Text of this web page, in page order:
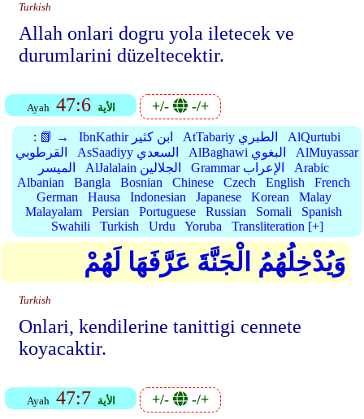
Turkish
Allah onlari dogru yola iletecek ve
durumlarini düzeltecektir.
Ayah 47:6 الأية +/- -/+
: 📗 → IbnKathir ابن كثير AtTabariy الطبري
AlQurtubi
القرطوبي
AsSaadiyy السعدي AlBaghawi البغوي
AlMuyassar
الميسر
AlJalalain الجلالين Grammar الإعراب
Arabic
Albanian
Bangla Bosnian Chinese Czech English
French
German
Hausa Indonesian Japanese Korean
Malay
Malayalam
Persian Portuguese Russian Somali
Spanish
Swahili
Turkish Urdu Yoruba Transliteration [+]
وَيُدْخِلُهُمُ الْجَنَّةَ عَرَّفَهَا لَهُمْ
Turkish
Onlari, kendilerine tanittigi cennete
koyacaktir.
Ayah 47:7 الأية +/- -/+